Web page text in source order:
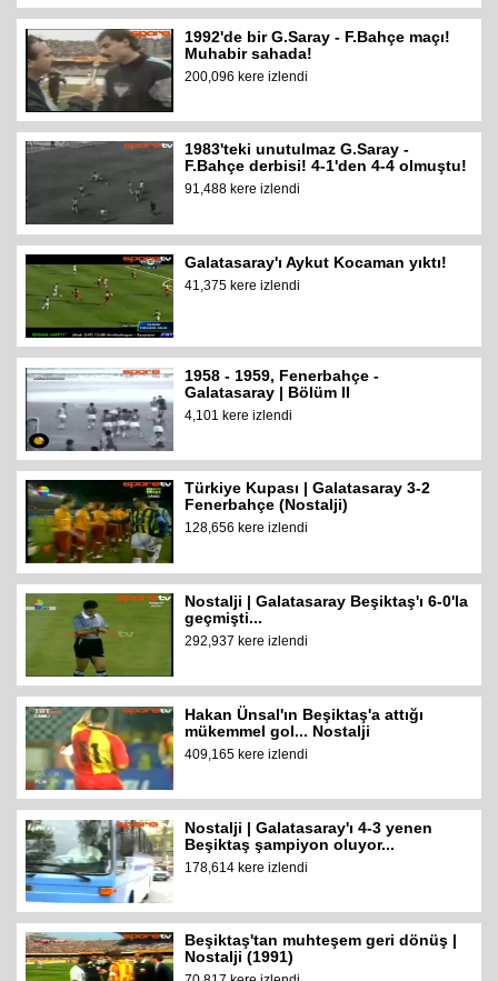
1992'de bir G.Saray - F.Bahçe maçı!
Muhabir sahada!
200,096 kere izlendi
1983'teki unutulmaz G.Saray -
F.Bahçe derbisi! 4-1'den 4-4 olmuştu!
91,488 kere izlendi
Galatasaray'ı Aykut Kocaman yıktı!
41,375 kere izlendi
1958 - 1959, Fenerbahçe -
Galatasaray | Bölüm II
4,101 kere izlendi
Türkiye Kupası | Galatasaray 3-2
Fenerbahçe (Nostalji)
128,656 kere izlendi
Nostalji | Galatasaray Beşiktaş'ı 6-0'la
geçmişti...
292,937 kere izlendi
Hakan Ünsal'ın Beşiktaş'a attığı
mükemmel gol... Nostalji
409,165 kere izlendi
Nostalji | Galatasaray'ı 4-3 yenen
Beşiktaş şampiyon oluyor...
178,614 kere izlendi
Beşiktaş'tan muhteşem geri dönüş |
Nostalji (1991)